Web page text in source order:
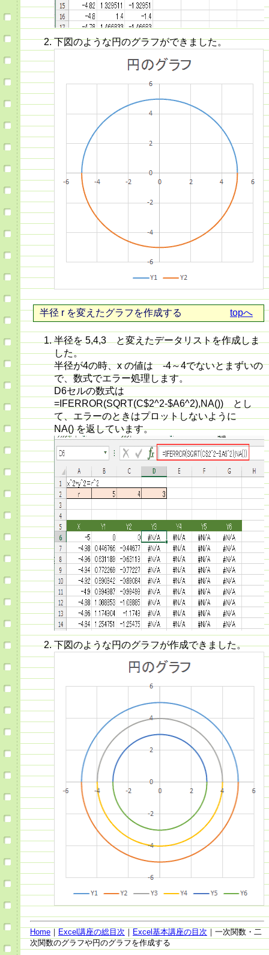
下図のような円のグラフができました。
半径 r を変えたグラフを作成する topへ
半径を 5,4,3 と変えたデータリストを作成しま
した。
半径が4の時、x の値は -4～4でないとまずいの
で、数式でエラー処理します。
D6セルの数式は
=IFERROR(SQRT(C$2^2-$A6^2),NA()) とし
て、エラーのときはプロットしないように
NA() を返しています。
下図のような円のグラフが作成できました。
Home ｜ Excel講座の総目次 ｜ Excel基本講座の目次 ｜一次関数・二
次関数のグラフや円のグラフを作成する